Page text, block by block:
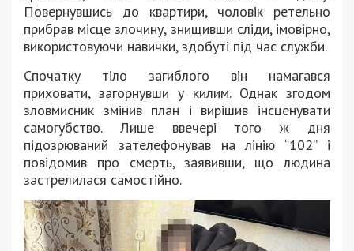
Повернувшись до квартири, чоловік ретельно
прибрав місце злочину, знищивши сліди, імовірно,
використовуючи навички, здобуті під час служби.
Спочатку тіло загиблого він намагався
приховати, загорнувши у килим. Однак згодом
зловмисник змінив план і вирішив інсценувати
самогубство. Лише ввечері того ж дня
підозрюваний зателефонував на лінію “102” і
повідомив про смерть, заявивши, що людина
застрелилася самостійно.